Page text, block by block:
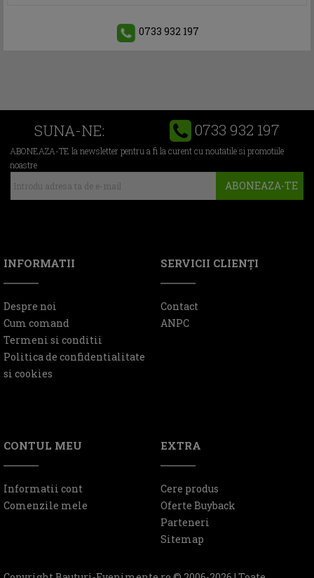
0733 932 197
SUNA-NE: 0733 932 197
ABONEAZA-TE la newsletter pentru a fi la curent cu noutatile si promotiile
noastre
ABONEAZA-TE
INFORMATII
Despre noi
Cum comand
Termeni si conditii
Politica de confidentialitate
si cookies
SERVICII CLIENŢI
Contact
ANPC
CONTUL MEU
Informatii cont
Comenzile mele
EXTRA
Cere produs
Oferte Buyback
Parteneri
Sitemap